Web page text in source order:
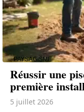
PAYSAGISME
Réussir une
première
5 juillet 2026